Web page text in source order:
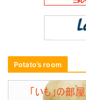
Potato’s room